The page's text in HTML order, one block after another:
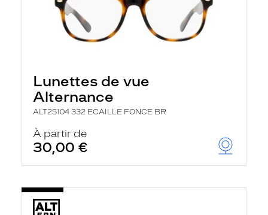
Lunettes de vue
Alternance
ALT25104 332 ECAILLE FONCE BR
À partir de
30,00 €